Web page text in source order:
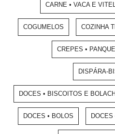
CARNE • VACA E
COGUMELOS COZINHA
CREPES •
DISPÁRA-
DOCES • BISCOITOS E
DOCES • BOLOS